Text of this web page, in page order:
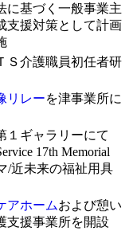
に基づく一般事業主
支援対策として計画
Ｓ介護職員初任者研
リレーを津事業所に
１ギャラリーにて
17th Memorial
/近未来の福祉用具
アホームおよび憩い
支援事業所を開設